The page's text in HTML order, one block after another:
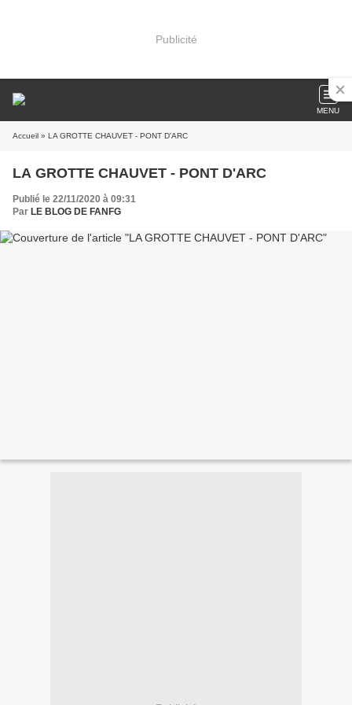
Publicité
MENU
Accueil » LA GROTTE CHAUVET - PONT D'ARC
LA GROTTE CHAUVET - PONT D'ARC
Publié le 22/11/2020 à 09:31
Par LE BLOG DE FANFG